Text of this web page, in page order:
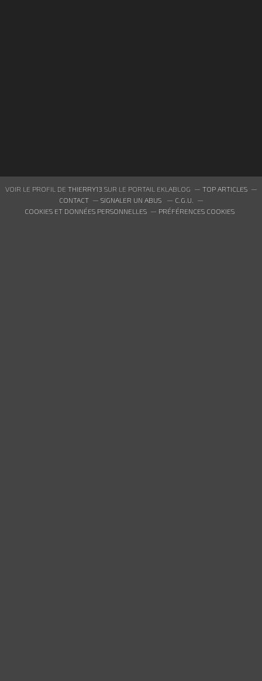
VOIR LE PROFIL DE THIERRY13 SUR LE PORTAIL EKLABLOG
TOP ARTICLES
CONTACT
SIGNALER UN ABUS
C.G.U.
COOKIES ET DONNÉES PERSONNELLES
PRÉFÉRENCES COOKIES